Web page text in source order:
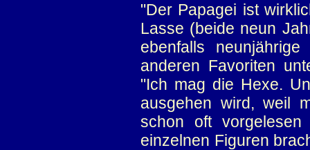
"Der Papagei ist
Lasse (beide neun
ebenfalls
anderen Favoriten
"Ich mag die Hexe.
ausgehen wird, weil
schon oft
einzelnen Figuren